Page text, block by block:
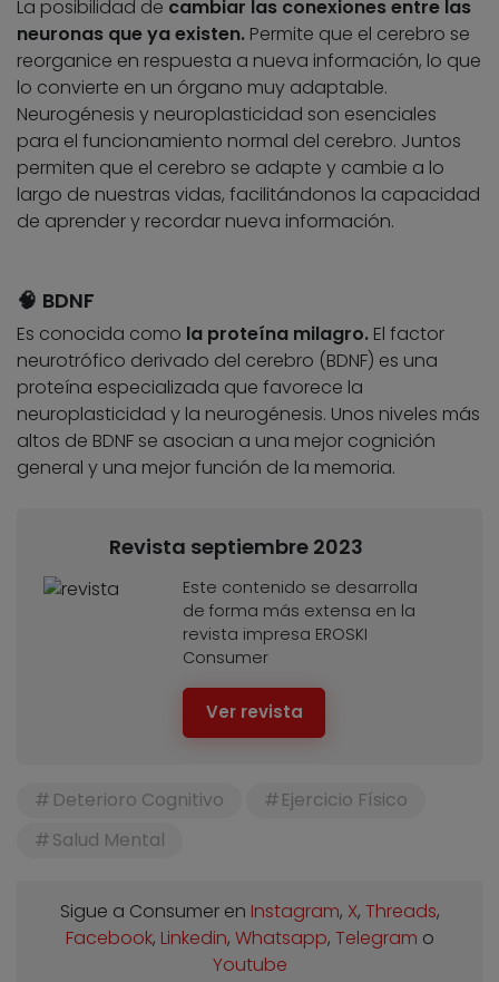
La posibilidad de cambiar las conexiones entre las
neuronas que ya existen. Permite que el cerebro se
reorganice en respuesta a nueva información, lo que
lo convierte en un órgano muy adaptable.
Neurogénesis y neuroplasticidad son esenciales
para el funcionamiento normal del cerebro. Juntos
permiten que el cerebro se adapte y cambie a lo
largo de nuestras vidas, facilitándonos la capacidad
de aprender y recordar nueva información.
🧠 BDNF
Es conocida como la proteína milagro. El factor
neurotrófico derivado del cerebro (BDNF) es una
proteína especializada que favorece la
neuroplasticidad y la neurogénesis. Unos niveles más
altos de BDNF se asocian a una mejor cognición
general y una mejor función de la memoria.
Revista septiembre 2023
Este contenido se desarrolla
de forma más extensa en la
revista impresa EROSKI
Consumer
Ver revista
Deterioro Cognitivo
Ejercicio Físico
Salud Mental
Sigue a Consumer en Instagram, X, Threads,
Facebook, Linkedin, Whatsapp, Telegram o
Youtube